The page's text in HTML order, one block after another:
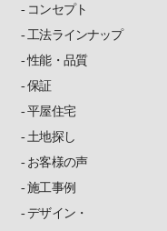
コンセプト
工法ラインナップ
性能・品質
保証
平屋住宅
土地探し
お客様の声
施工事例
デザイン・